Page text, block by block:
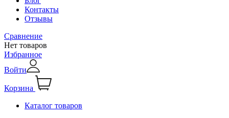
Контакты
Отзывы
Сравнение
Нет товаров
Избранное
Войти
Корзина
Каталог товаров